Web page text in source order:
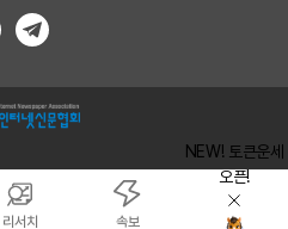
리서치 속보
NEW! 토큰운세
오픈!